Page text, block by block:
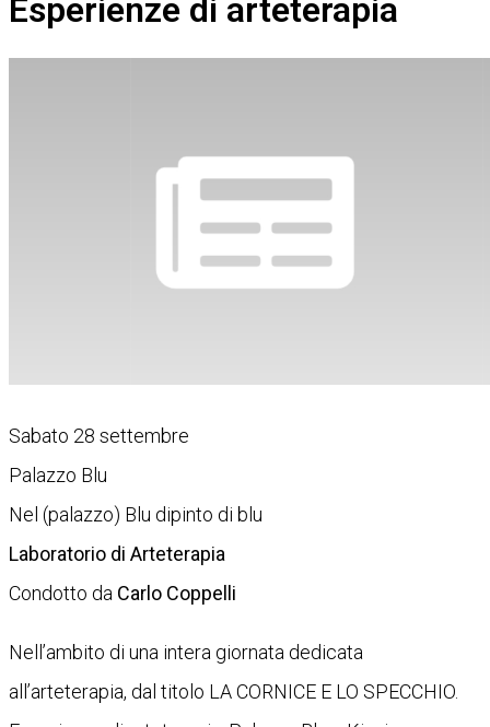
Esperienze di arteterapia
Sabato 28 settembre
Palazzo Blu
Nel (palazzo) Blu dipinto di blu
Laboratorio di Arteterapia
Condotto da Carlo Coppelli
Nell’ambito di una intera giornata dedicata
all’arteterapia, dal titolo LA CORNICE E LO SPECCHIO.